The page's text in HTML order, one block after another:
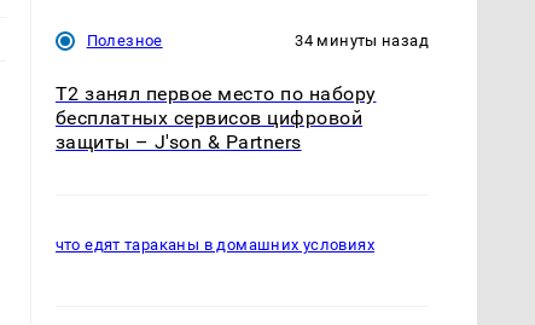
Полезное 34 минуты назад
Т2 занял первое место по набору
бесплатных сервисов цифровой
защиты – J'son & Partners
что едят тараканы в домашних условиях